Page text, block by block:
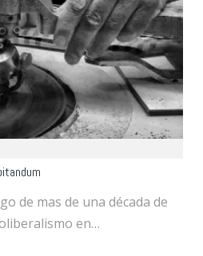
de mas de una década de
en…